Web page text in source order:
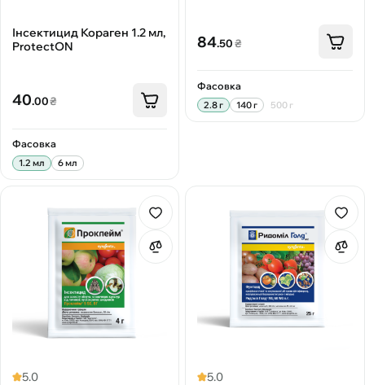
Інсектицид Кораген 1.2 мл,
ProtectON
40.00₴
Фасовка
1.2 мл 6 мл
84.50₴
Фасовка
2.8 г 140 г 500 г
5.0
5.0